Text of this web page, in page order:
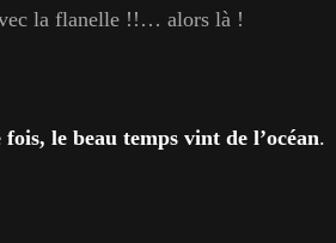
la flanelle !!… alors là !
le beau temps vint de l’océan.